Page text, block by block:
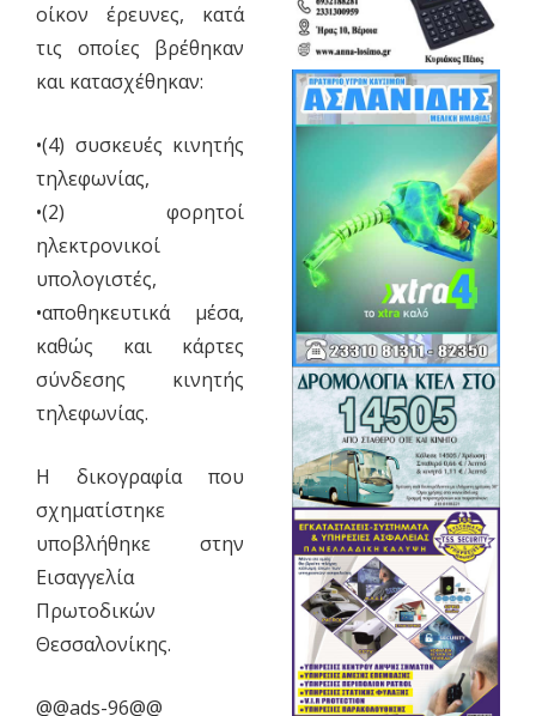
οίκον έρευνες, κατά
τις οποίες βρέθηκαν
και κατασχέθηκαν:
•(4) συσκευές κινητής
τηλεφωνίας,
•(2) φορητοί
ηλεκτρονικοί
υπολογιστές,
•αποθηκευτικά μέσα,
καθώς και κάρτες
σύνδεσης κινητής
τηλεφωνίας.
Η δικογραφία που
σχηματίστηκε
υποβλήθηκε στην
Εισαγγελία
Πρωτοδικών
Θεσσαλονίκης.
@@ads-96@@